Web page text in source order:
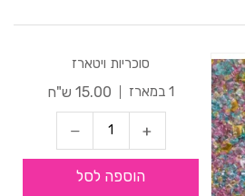
סוכריות ויטארז
1 במארז
15.00 ש"ח
הוספה לסל